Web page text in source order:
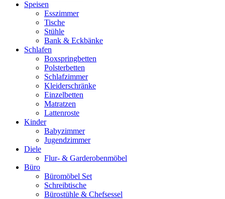
Speisen
Esszimmer
Tische
Stühle
Bank & Eckbänke
Schlafen
Boxspringbetten
Polsterbetten
Schlafzimmer
Kleiderschränke
Einzelbetten
Matratzen
Lattenroste
Kinder
Babyzimmer
Jugendzimmer
Diele
Flur- & Garderobenmöbel
Büro
Büromöbel Set
Schreibtische
Bürostühle & Chefsessel